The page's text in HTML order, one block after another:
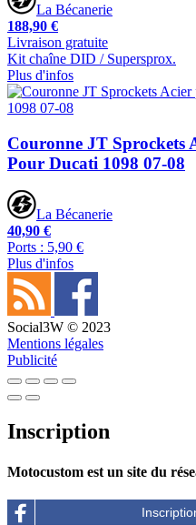
La Bécanerie
188,90 €
Livraison gratuite
Kit chaîne DID / Supersprox.
Plus d'infos
Couronne JT Sprockets
Pour Ducati 1098 07-08
La Bécanerie
40,90 €
Ports : 5,90 €
Plus d'infos
Social3W © 2023
Mentions légales
Publicité
Inscription
Motocustom est un site du